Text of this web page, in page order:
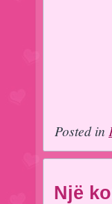
Posted in
Një